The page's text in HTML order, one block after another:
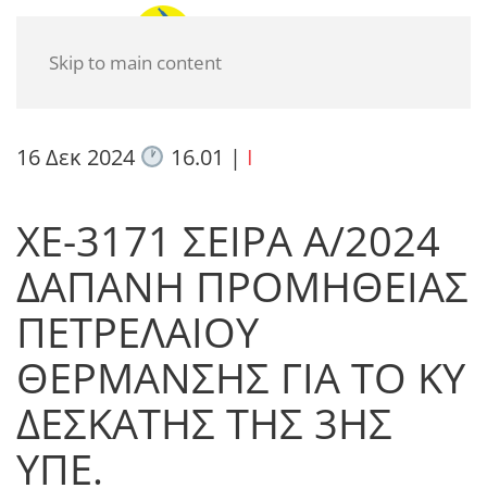
Skip to main content
16 Δεκ 2024 16.01 | I
ΧΕ-3171 ΣΕΙΡΑ Α/2024
ΔΑΠΑΝΗ ΠΡΟΜΗΘΕΙΑΣ
ΠΕΤΡΕΛΑΙΟΥ
ΘΕΡΜΑΝΣΗΣ ΓΙΑ ΤΟ ΚΥ
ΔΕΣΚΑΤΗΣ ΤΗΣ 3ΗΣ
ΥΠΕ.